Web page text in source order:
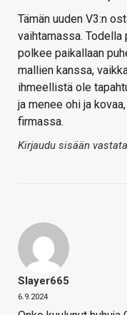
Tämän uuden V3:n
vaihtamassa. Todella
polkee paikallaan
mallien kanssa,
ihmeellistä ole
ja menee ohi ja
firmassa.
Kirjaudu sisään
Slayer665
6.9.2024